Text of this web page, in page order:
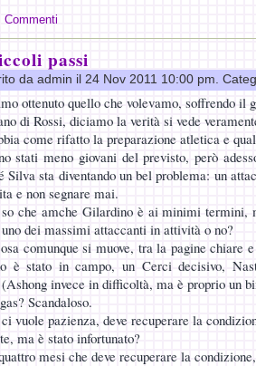
Commenti
passi
da admin il 24 Nov 2011 10:00 pm.
ottenuto quello che volevamo, soffrendo il
di Rossi, diciamo la verità si vede
come rifatto la preparazione atletica e
stati meno giovani del previsto, però
Silva sta diventando un bel problema: un
e non segnare mai.
che amche Gilardino è ai minimi termini,
dei massimi attaccanti in attività o no?
comunque si muove, tra la pagine chiare
è stato in campo, un Cerci decisivo,
invece in difficoltà, ma è proprio un
Scandaloso.
vuole pazienza, deve recuperare la
ma è stato infortunato?
mesi che deve recuperare la